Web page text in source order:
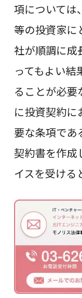
項については
等の投資家に
社が順調に成
ってもよい結
ることが必要
に投資契約
要な条項であ
契約書を作成
イスを受ける